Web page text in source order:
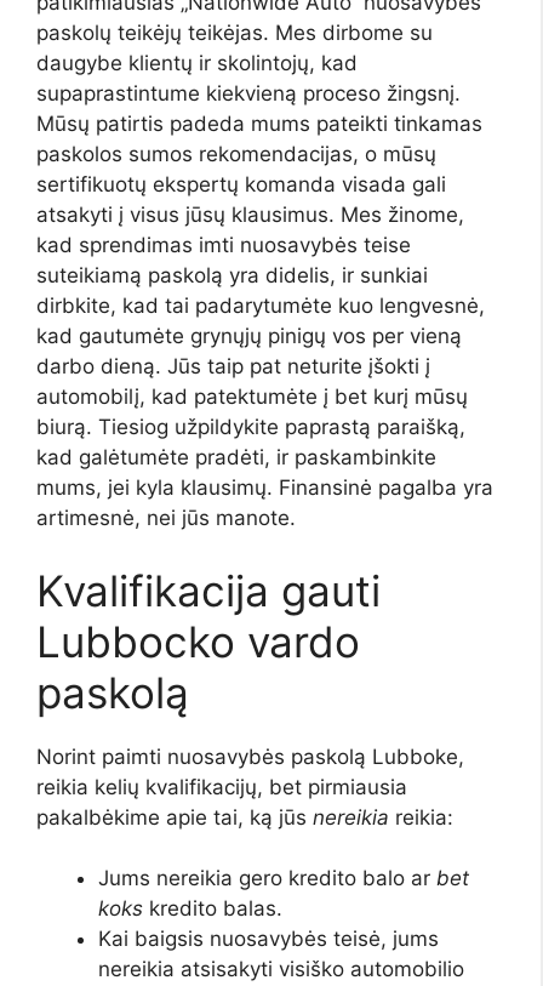
paskolų teikėjų teikėjas. Mes dirbome su
daugybe klientų ir skolintojų, kad
supaprastintume kiekvieną proceso žingsnį.
Mūsų patirtis padeda mums pateikti tinkamas
paskolos sumos rekomendacijas, o mūsų
sertifikuotų ekspertų komanda visada gali
atsakyti į visus jūsų klausimus. Mes žinome,
kad sprendimas imti nuosavybės teise
suteikiamą paskolą yra didelis, ir sunkiai
dirbkite, kad tai padarytumėte kuo lengvesnė,
kad gautumėte grynųjų pinigų vos per vieną
darbo dieną. Jūs taip pat neturite įšokti į
automobilį, kad patektumėte į bet kurį mūsų
biurą. Tiesiog užpildykite paprastą paraišką,
kad galėtumėte pradėti, ir paskambinkite
mums, jei kyla klausimų. Finansinė pagalba yra
artimesnė, nei jūs manote.
Kvalifikacija gauti
Lubbocko vardo
paskolą
Norint paimti nuosavybės paskolą Lubboke,
reikia kelių kvalifikacijų, bet pirmiausia
pakalbėkime apie tai, ką jūs nereikia reikia:
Jums nereikia gero kredito balo ar bet
koks kredito balas.
Kai baigsis nuosavybės teisė, jums
nereikia atsisakyti visiško automobilio